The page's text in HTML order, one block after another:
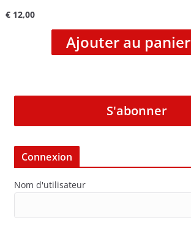
€12,00
Ajouter au panier
S'abonner
Connexion
Nom d'utilisateur